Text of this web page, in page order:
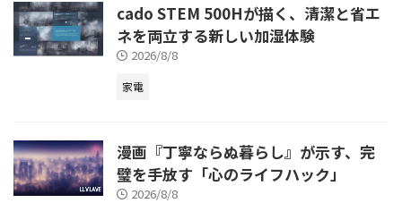
cado STEM 500Hが描く、清潔と省エ
ネを両立する新しい加湿体験
2026/8/8
家電
漫画『丁寧ならぬ暮らし』が示す、完
璧を手放す「心のライフハック」
2026/8/8